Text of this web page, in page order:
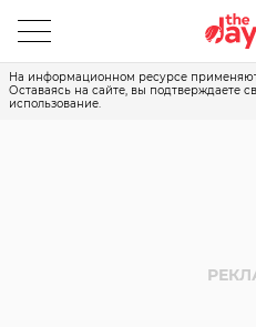
На информационном ресурсе
Оставаясь на сайте, вы подтверждаете
использование.